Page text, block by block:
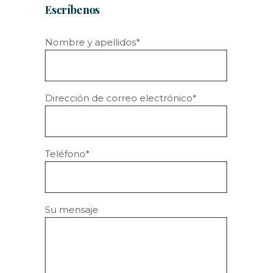
Escríbenos
Nombre y apellidos*
Dirección de correo electrónico*
Teléfono*
Su mensaje